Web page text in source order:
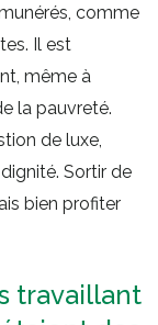
comme
Il est
même à
la pauvreté.
de luxe,
Sortir de
bien profiter
travaillant